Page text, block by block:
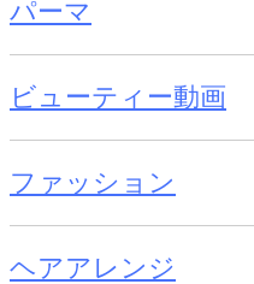
パーマ
ビューティー動画
ファッション
ヘアアレンジ